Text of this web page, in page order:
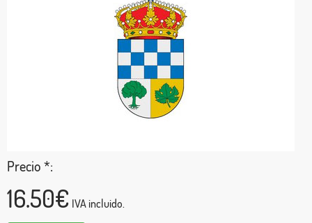
Precio *:
16.50€ IVA incluido.